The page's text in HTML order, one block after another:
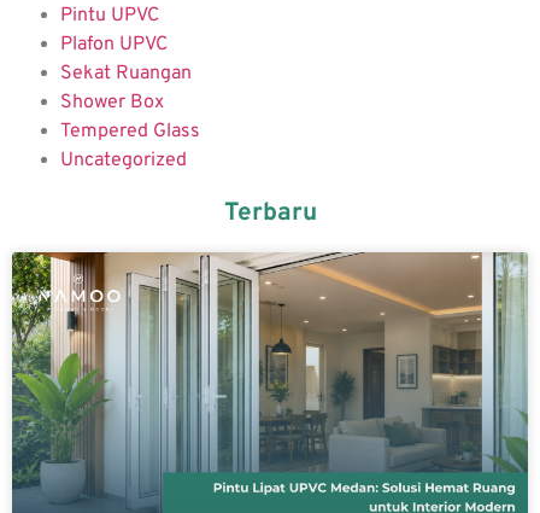
Pintu UPVC
Plafon UPVC
Sekat Ruangan
Shower Box
Tempered Glass
Uncategorized
Terbaru